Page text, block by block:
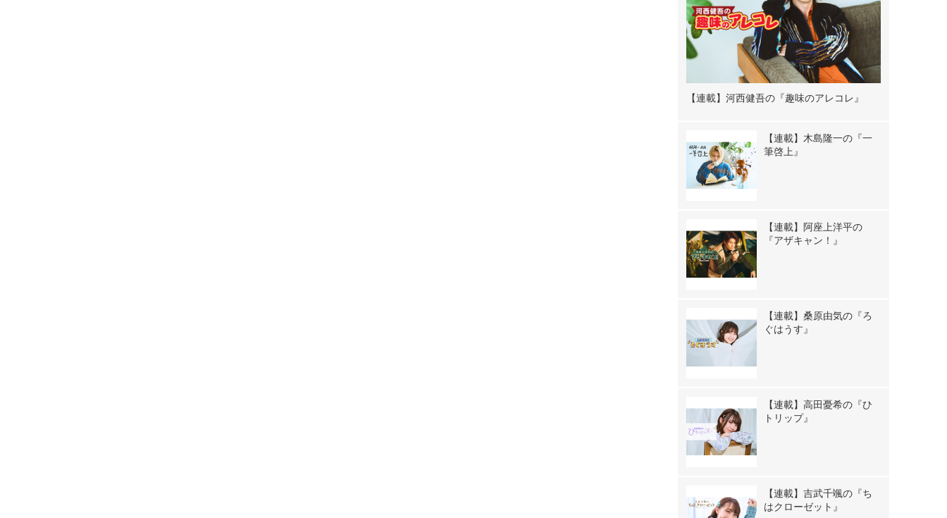
【連載】河西健吾の『趣味のアレコレ』
【連載】木島隆一の『一
筆啓上』
【連載】阿座上洋平の
『アザキャン！』
【連載】桑原由気の『ろ
ぐはうす』
【連載】高田憂希の『ひ
トリップ』
【連載】吉武千颯の『ち
はクローゼット』